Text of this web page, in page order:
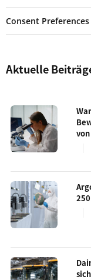
Consent Preferences
Aktuelle